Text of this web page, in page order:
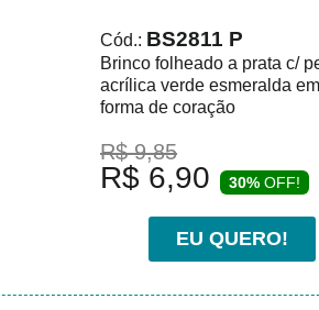
Cód.: BS2811 P
Brinco folheado a prata c/
acrílica verde esmeralda em
forma de coração
R$ 9,85
R$ 6,90 30% OFF!
EU QUERO!